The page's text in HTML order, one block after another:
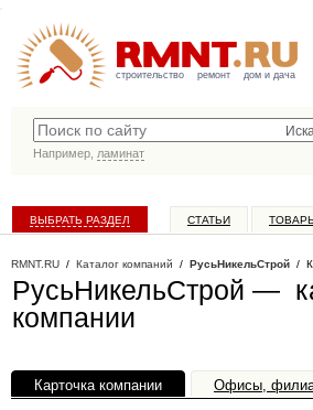
строительство ремонт дом и дача
Например, ламинат
ВЫБРАТЬ РАЗДЕЛ СТАТЬИ
RMNT.RU / Каталог компаний / РусьНикельСтрой /
РусьНикельСтрой —
компании
Карточка компании Офисы,